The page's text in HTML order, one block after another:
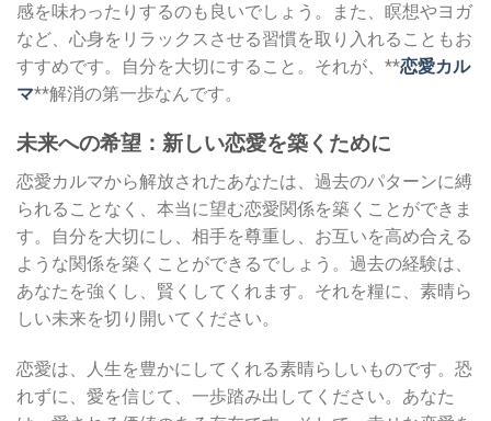
感を味わったりするのも良いでしょう。また、瞑想やヨガ
など、心身をリラックスさせる習慣を取り入れることもお
すすめです。自分を大切にすること。それが、**恋愛カル
マ**解消の第一歩なんです。
未来への希望：新しい恋愛を築くために
恋愛カルマから解放されたあなたは、過去のパターンに縛
られることなく、本当に望む恋愛関係を築くことができま
す。自分を大切にし、相手を尊重し、お互いを高め合える
ような関係を築くことができるでしょう。過去の経験は、
あなたを強くし、賢くしてくれます。それを糧に、素晴ら
しい未来を切り開いてください。
恋愛は、人生を豊かにしてくれる素晴らしいものです。恐
れずに、愛を信じて、一歩踏み出してください。あなた